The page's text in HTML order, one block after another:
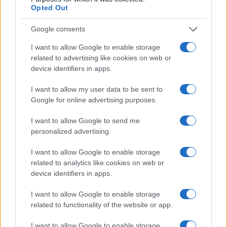
Opted Out
Google consents
I want to allow Google to enable storage
related to advertising like cookies on web or
device identifiers in apps.
I want to allow my user data to be sent to
Google for online advertising purposes.
I want to allow Google to send me
personalized advertising.
I want to allow Google to enable storage
related to analytics like cookies on web or
device identifiers in apps.
I want to allow Google to enable storage
related to functionality of the website or app.
I want to allow Google to enable storage
Martina Agostina Diturco
I nostri cari
I nostri cari
I nostri cari
Giovannimaria Cabras